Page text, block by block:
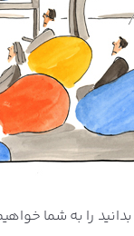
را به شما